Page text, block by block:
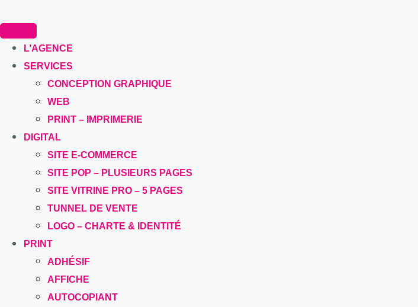
AU
CONTENU
L’AGENCE
SERVICES
CONCEPTION GRAPHIQUE
WEB
PRINT – IMPRIMERIE
DIGITAL
SITE E-COMMERCE
SITE POP – PLUSIEURS PAGES
SITE VITRINE PRO – 5 PAGES
TUNNEL DE VENTE
LOGO – CHARTE & IDENTITÉ
PRINT
ADHÉSIF
AFFICHE
AUTOCOPIANT